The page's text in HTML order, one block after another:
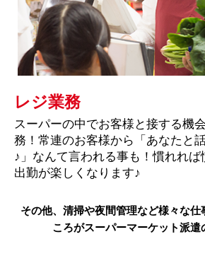
レジ業務
スーパーの中でお客様と接する機
務！常連のお客様から「あなたと
♪」なんて言われる事も！慣れれ
出勤が楽しくなります♪
その他、清掃や夜間管理など様々な仕
ころがスーパーマーケット派遣